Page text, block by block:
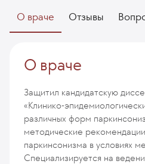
О враче Отзывы
О враче
Защитил кандидатскую
«Клинико-
различных форм
методические
паркинсонизма в условиях
Специализируется на